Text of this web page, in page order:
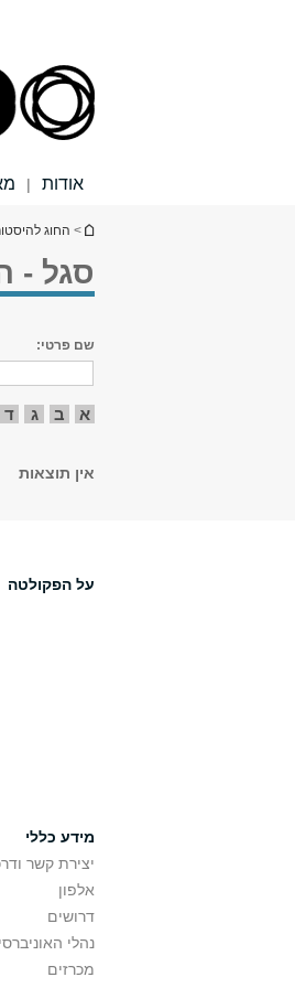
אודות |
הינך נמצא כאן
> החוג
סגל -
שם פרטי:
א ב ג ד
אין תוצאות
על הפקולטה
מידע כללי
יצירת קשר
אלפון
דרושים
נהלי
מכרזים